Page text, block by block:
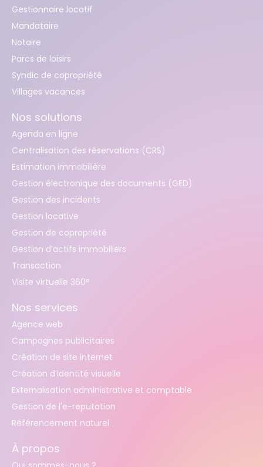
Gestionnaire locatif
Mandataire
Notaire
Parcs de loisirs
Syndic de copropriété
Villages vacances
Nos solutions
Agenda en ligne
Centralisation des réservations (CRS)
Estimation immobilière
Gestion électronique des documents (GED)
Gestion des incidents
Gestion locative
Gestion de copropriété
Gestion d’actifs immobiliers
Transaction
Visite virtuelle 360°
Nos services
Agence web
Campagnes publicitaires
Création de site internet
Création d’identité visuelle
Externalisation administrative et comptable
Gestion de l'e-reputation
Référencement naturel
À propos